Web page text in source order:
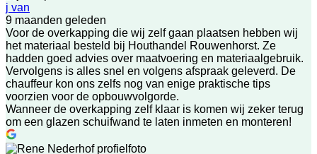
j van
9 maanden geleden
Voor de overkapping die wij zelf gaan plaatsen hebben wij
het materiaal besteld bij Houthandel Rouwenhorst. Ze
hadden goed advies over maatvoering en materiaalgebruik.
Vervolgens is alles snel en volgens afspraak geleverd. De
chauffeur kon ons zelfs nog van enige praktische tips
voorzien voor de opbouwvolgorde.
Wanneer de overkapping zelf klaar is komen wij zeker terug
om een glazen schuifwand te laten inmeten en monteren!